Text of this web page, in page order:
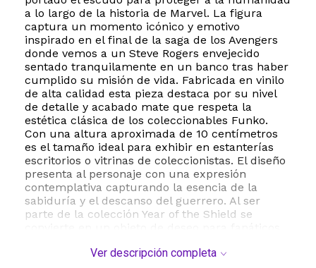
a lo largo de la historia de Marvel. La figura
captura un momento icónico y emotivo
inspirado en el final de la saga de los Avengers
donde vemos a un Steve Rogers envejecido
sentado tranquilamente en un banco tras haber
cumplido su misión de vida. Fabricada en vinilo
de alta calidad esta pieza destaca por su nivel
de detalle y acabado mate que respeta la
estética clásica de los coleccionables Funko.
Con una altura aproximada de 10 centímetros
es el tamaño ideal para exhibir en estanterías
escritorios o vitrinas de coleccionistas. El diseño
presenta al personaje con una expresión
contemplativa capturando la esencia de la
sabiduría y el descanso del guerrero. Al ser
parte de la colección Year of the Shield se
Marvel. El producto viene en su caja original con
Ver descripción completa